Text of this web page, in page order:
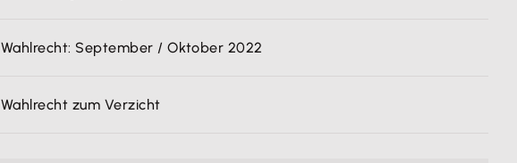
Wahlrecht: September / Oktober 2022
Wahlrecht zum Verzicht